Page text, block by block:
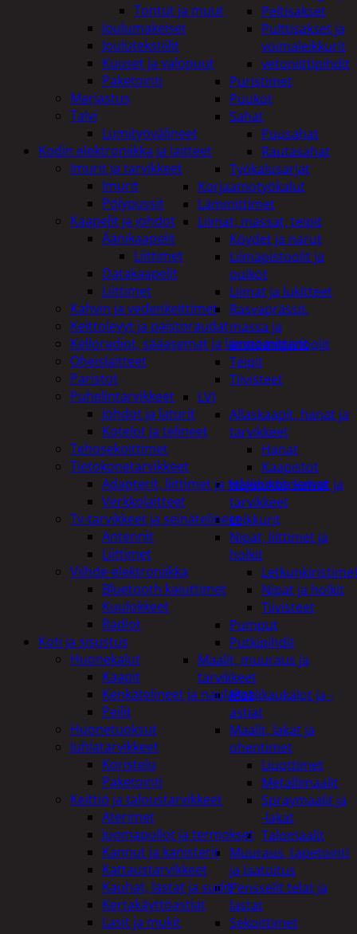
Peltisakset
Pulttisakset ja
voimaleikkurit
vetoniittipihdit
Puristimet
Puukot
Sahat
Puusahat
Rautasahat
Työkalusarjat
Korjaamotyökalut
Lämmittimet
Liimat, massat, teipit
Köydet ja narut
Liimapistoolit ja
puikot
Liimat ja lukitteet
Rasvaprässit,
massa ja
uretaanipistoolit
Teipit
Tiivisteet
LVI
Allaskaapit, hanat ja
tarvikkeet
Hanat
Kaapistot
Hajulukot, kaivot ja
tarvikkeet
Leikkurit
Nipat, liittimet ja
holkit
Nipat ja holkit
Tiivisteet
Pumput
Putkipihdit
Maalit, muuraus ja
tarvikkeet
Maalikaukalot ja -
astiat
Maalit, lakat ja
ohentimet
Liuottimet
Metallimaalit
Spraymaalit ja
-lakat
Talomaalit
Muuraus, tapetointi
ja laatoitus
Pensselit telat ja
lastat
Sekoittimet
Tontut ja muut
Joulumakeiset
Joulutekstiilit
Kuuset ja valopuut
Paketointi
Marjastus
Talvi
Lumityövälineet
Kodin elektroniikka ja laitteet
Imurit ja tarvikkeet
Imurit
Pölypussit
Kaapelit ja johdot
Äänikaapelit
Liittimet
Datakaapelit
Liittimet
Kahvin ja vedenkeittimet
Keittolevyt ja paistoraudat
Kelloradiot, sääasemat ja lämpömittarit
Oheislaitteet
Paristot
Puhelintarvikkeet
Johdot ja laturit
Kotelot ja telineet
Tehosekoittimet
Tietokonetarvikkeet
Adapterit, liittimet ja telakointiasemat
Verkkolaitteet
Tv-tarvikkeet ja seinätelineet
Antennit
Liittimet
Viihde-elektroniikka
Bluetooth kaiuttimet
Kuulokkeet
Radiot
Koti ja sisustus
Huonekalut
Kaapit
Kenkätelineet ja naulakot
Peilit
Huonetuoksut
Juhlatarvikkeet
Koristelu
Paketointi
Keittiö ja taloustarvikkeet
Aterimet
Juomapullot ja termokset
Kannut ja kanisterit
Kattaustarvikkeet
Kauhat, lastat ja sudit
Kertakäyttöastiat
Lasit ja mukit